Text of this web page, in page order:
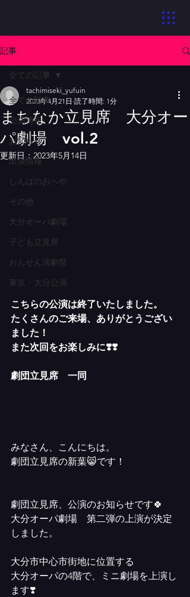
記事
全ての記事
公演情報
お知らせ
出演情報
しんばのおへや
その他
大分オーパ劇場
子ども立見席
おんせん演劇祭
東京・大分公演
全ての記事
まちなか立見席 大分オー
パ劇場 vol.2
tachimiseki_yufuin
2023年4月21日 読了時間: 1分
更新日：2023年5月14日
こちらの公演は終了いたしました。
たくさんのご来場、ありがとうござい
ました！
また次回をお楽しみに❣️❣️
劇団立見席　一同
みなさん、こんにちは。
劇団立見席の新葉😸です！
劇団立見席、公演のお知らせです🍀
大分オーパ劇場　第二弾の上演が決定
しました。
大分市中心市街地に位置する
大分オーパの4階で、ミニ劇場を上演し
ます❣️